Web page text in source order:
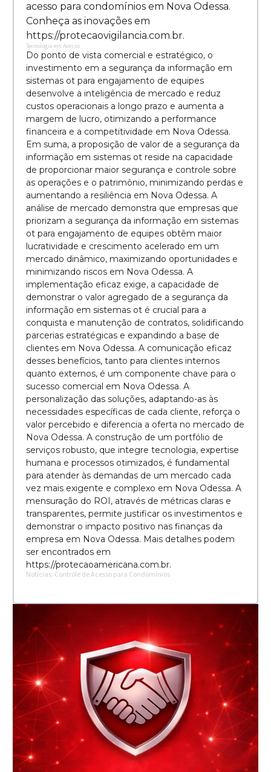
acesso para condomínios em Nova Odessa.
Conheça as inovações em
https://protecaovigilancia.com.br.
Tecnologia em Acesso
Do ponto de vista comercial e estratégico, o
investimento em a segurança da informação em
sistemas ot para engajamento de equipes
desenvolve a inteligência de mercado e reduz
custos operacionais a longo prazo e aumenta a
margem de lucro, otimizando a performance
financeira e a competitividade em Nova Odessa.
Em suma, a proposição de valor de a segurança da
informação em sistemas ot reside na capacidade
de proporcionar maior segurança e controle sobre
as operações e o patrimônio, minimizando perdas e
aumentando a resiliência em Nova Odessa. A
análise de mercado demonstra que empresas que
priorizam a segurança da informação em sistemas
ot para engajamento de equipes obtêm maior
lucratividade e crescimento acelerado em um
mercado dinâmico, maximizando oportunidades e
minimizando riscos em Nova Odessa. A
implementação eficaz exige, a capacidade de
demonstrar o valor agregado de a segurança da
informação em sistemas ot é crucial para a
conquista e manutenção de contratos, solidificando
parcerias estratégicas e expandindo a base de
clientes em Nova Odessa. A comunicação eficaz
desses benefícios, tanto para clientes internos
quanto externos, é um componente chave para o
sucesso comercial em Nova Odessa. A
personalização das soluções, adaptando-as às
necessidades específicas de cada cliente, reforça o
valor percebido e diferencia a oferta no mercado de
Nova Odessa. A construção de um portfólio de
serviços robusto, que integre tecnologia, expertise
humana e processos otimizados, é fundamental
para atender às demandas de um mercado cada
vez mais exigente e complexo em Nova Odessa. A
mensuração do ROI, através de métricas claras e
transparentes, permite justificar os investimentos e
demonstrar o impacto positivo nas finanças da
empresa em Nova Odessa. Mais detalhes podem
ser encontrados em
https://protecaoamericana.com.br.
Notícias: Controle de Acesso para Condomínios